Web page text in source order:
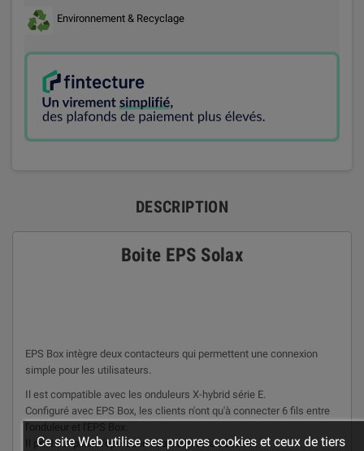
Environnement & Recyclage
DESCRIPTION
Boite EPS Solax
EPS Box intègre deux contacteurs qui permettent une connexion
simple pour les utilisateurs.
Il est compatible avec les onduleurs X-hybrid série E.
Configuré avec EPS Box, les clients n'ont qu'à connecter 6 fils entre
l'onduleur et l'EPS Box.
Il peut simplifier l'opération et améliorer la sécurité.
Ce site Web utilise ses propres cookies et ceux de tiers